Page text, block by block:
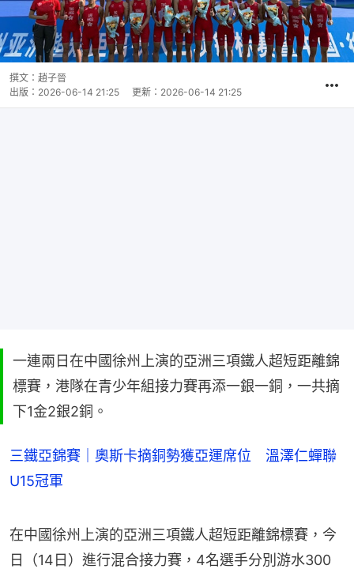
撰文： 趙子晉
出版： 2026-06-14 21:25 更新： 2026-06-14 21:25
一連兩日在中國徐州上演的亞洲三項鐵人超短距離錦
標賽，港隊在青少年組接力賽再添一銀一銅，一共摘
下1金2銀2銅。
三鐵亞錦賽｜奧斯卡摘銅勢獲亞運席位 溫澤仁蟬聯
U15冠軍
在中國徐州上演的亞洲三項鐵人超短距離錦標賽，今
日（14日）進行混合接力賽，4名選手分別游水300